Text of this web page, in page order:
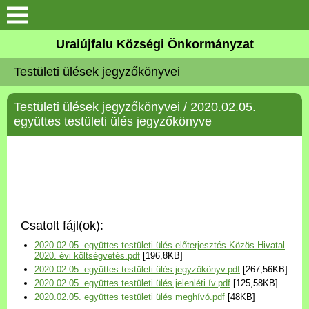
Köszöntő
Elérhetőségek
Uraiújfalu
Választási információk
Versenyképes Járások
Program
Uraiújfalu Községi Önkormányzat
Testületi ülések jegyzőkönyvei
Testületi ülések jegyzőkönyvei / 2020.02.05.
együttes testületi ülés jegyzőkönyve
Csatolt fájl(ok):
2020.02.05. együttes testületi ülés előterjesztés Közös Hivatal
2020. évi költségvetés.pdf [196,8KB]
2020.02.05. együttes testületi ülés jegyzőkönyv.pdf [267,56KB]
2020.02.05. együttes testületi ülés jelenléti ív.pdf [125,58KB]
2020.02.05. együttes testületi ülés meghívó.pdf [48KB]